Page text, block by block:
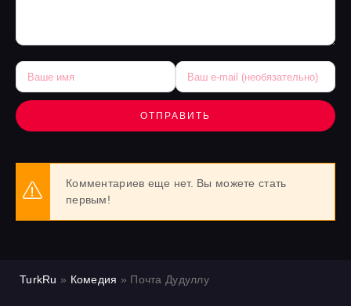
ОТПРАВИТЬ
Комментариев еще нет. Вы можете стать
первым!
TurkRu » Комедия » Почта Дудуллу